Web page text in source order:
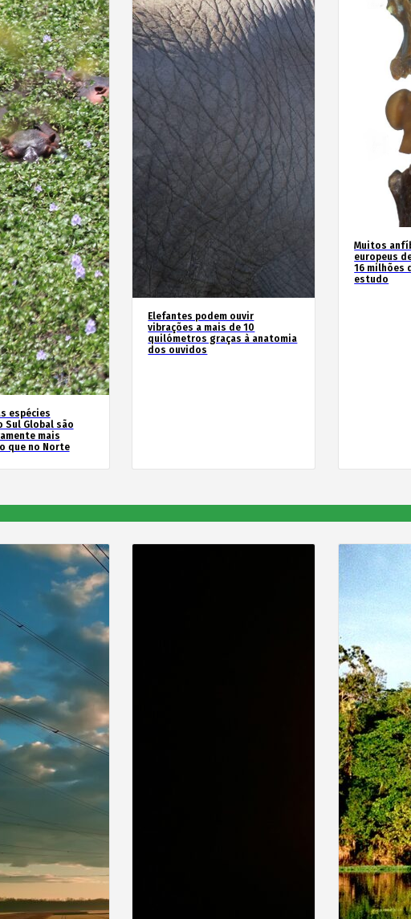
espécies
Sul Global são
mais
que no Norte
Elefantes podem ouvir
vibrações a mais de 10
quilómetros graças à anatomia
dos ouvidos
Muitos
europeus
16 milhões
estudo